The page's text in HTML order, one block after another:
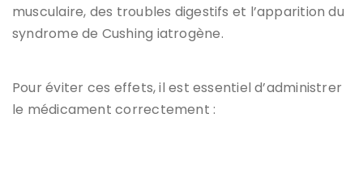
musculaire, des troubles digestifs et l’apparition du
syndrome de Cushing iatrogène.
Pour éviter ces effets, il est essentiel d’administrer
le médicament correctement :